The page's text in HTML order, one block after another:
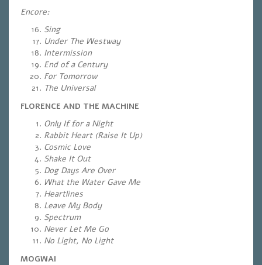
Encore:
Sing
Under The Westway
Intermission
End of a Century
For Tomorrow
The Universal
FLORENCE AND THE MACHINE
Only If for a Night
Rabbit Heart (Raise It Up)
Cosmic Love
Shake It Out
Dog Days Are Over
What the Water Gave Me
Heartlines
Leave My Body
Spectrum
Never Let Me Go
No Light, No Light
MOGWAI